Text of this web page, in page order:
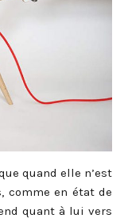
quand elle n’est
comme en état de
quant à lui vers